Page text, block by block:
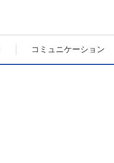
コミュニケーション